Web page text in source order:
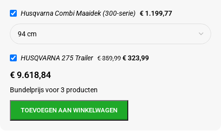
Husqvarna Combi Maaidek (300-serie) € 1.199,77
HUSQVARNA 275 Trailer €359,99 €323,99
€9.618,84
Bundelprijs voor 3 producten
TOEVOEGEN AAN WINKELWAGEN